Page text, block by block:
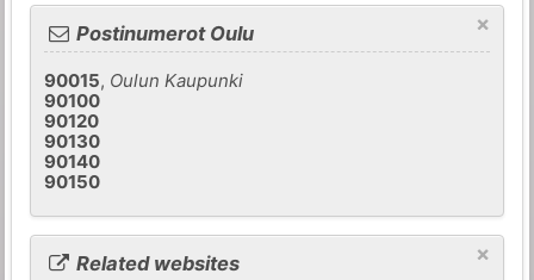
×
Postinumerot Oulu
90015, Oulun Kaupunki
90100
90120
90130
90140
90150
×
Related websites